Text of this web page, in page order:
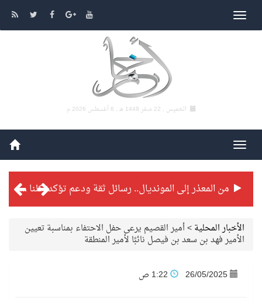
الخميس , 22 صفر 1448 هـ , 6 أغسطس 2026 م
من المعذر إلى المونديال.. رسائل ثقة ودعم تؤكد: كلنا مع الأخضر
الأخبار المحلية>أمير القصيم يرعى حفل الاحتفاء بمناسبة تعيين
الأمير فهد بن سعد بن فيصل نائبًا لأمير المنطقة
26/05/2025